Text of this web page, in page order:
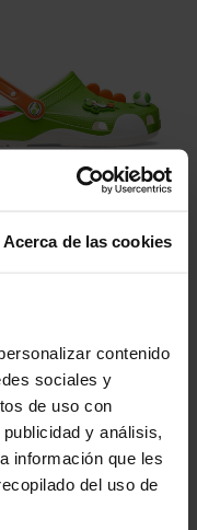
Acerca de las cookies
contenido
sociales y
de uso con
y análisis,
información que les
del uso de
Classic Clog U